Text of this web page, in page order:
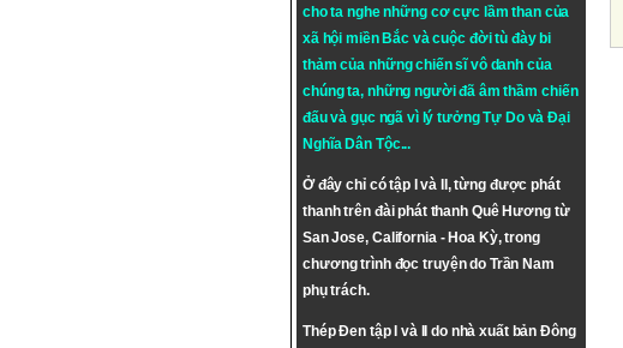
cho ta nghe những cơ cực lầm than của
xã hội miền Bắc và cuộc đời tù đày bi
thảm của những chiến sĩ vô danh của
chúng ta, những người đã âm thầm chiến
đấu và gục ngã vì lý tưởngTự DovàĐại
Nghĩa Dân Tộc...
Ở đây chỉ có tập I và II, từng được phát
thanh trên đài phát thanh Quê Hương từ
San Jose, California - Hoa Kỳ, trong
chương trình đọc truyện do Trần Nam
phụ trách.
Thép Đen tập I và II do nhà xuất bản Đông